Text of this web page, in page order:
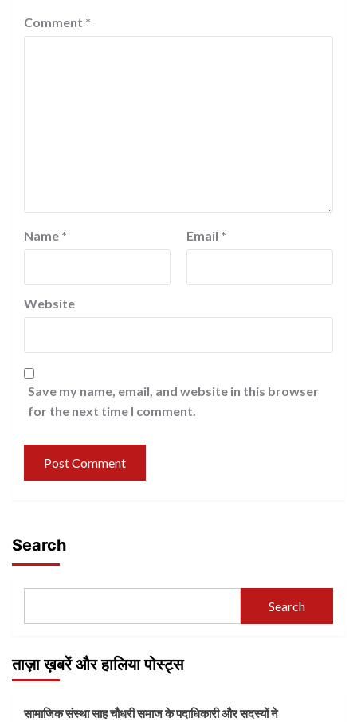
Comment *
Name * Email *
Website
Save my name, email, and website in this browser
for the next time I comment.
Search
Search
ताज़ा ख़बरें और हालिया पोस्ट्स
सामाजिक संस्था साह चौधरी समाज के पदाधिकारी और सदस्यों ने